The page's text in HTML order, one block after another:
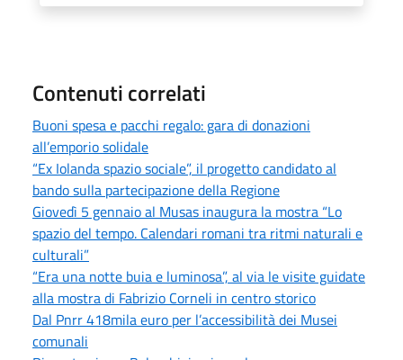
Contenuti correlati
Buoni spesa e pacchi regalo: gara di donazioni
all’emporio solidale
“Ex Iolanda spazio sociale”, il progetto candidato al
bando sulla partecipazione della Regione
Giovedì 5 gennaio al Musas inaugura la mostra “Lo
spazio del tempo. Calendari romani tra ritmi naturali e
culturali”
“Era una notte buia e luminosa”, al via le visite guidate
alla mostra di Fabrizio Corneli in centro storico
Dal Pnrr 418mila euro per l’accessibilità dei Musei
comunali